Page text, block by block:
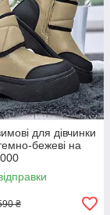
для дівчинки
бежеві на
₴